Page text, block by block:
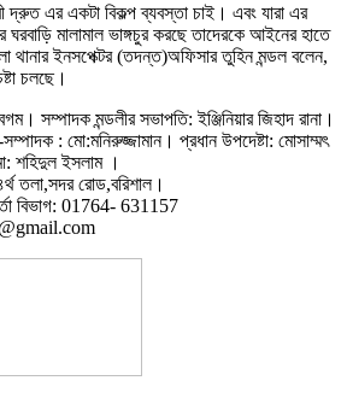
দ্রুত এর একটা বিকল্প ব্যবস্তা চাই। এবং যারা এর
ঘরবাড়ি মালামাল ভাঙ্গচুর করছে তাদেরকে আইনের হাতে
থানার ইনসপেক্টর (তদন্ত)অফিসার তুহিন মন্ডল বলেন,
চলছে।
সম্পাদক মন্ডলীর সভাপতি: ইঞ্জিনিয়ার জিহাদ রানা।
: মো:মনিরুজ্জামান। প্রধান উপদেষ্টা: মোসাম্মৎ
শহিদুল ইসলাম ।
তলা,সদর রোড,বরিশাল।
বিভাগ: 01764- 631157